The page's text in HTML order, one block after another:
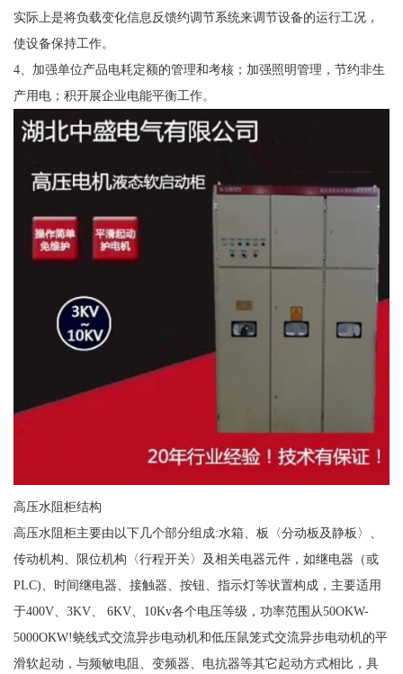
实际上是将负载变化信息反馈约调节系统来调节设备的运行工况，
使设备保持工作。
4、加强单位产品电耗定额的管理和考核；加强照明管理，节约非生
产用电；积开展企业电能平衡工作。
高压水阻柜结构
高压水阻柜主要由以下几个部分组成:水箱、板〈分动板及静板〉、
传动机构、限位机构〈行程开关〉及相关电器元件，如继电器（或
PLC)、时间继电器、接触器、按钮、指示灯等状置构成，主要适用
于400V、3KV、 6KV、10Kv各个电压等级，功率范围从50OKW-
5000OKW!蛲线式交流异步电动机和低压鼠笼式交流异步电动机的平
滑软起动，与频敏电阻、变频器、电抗器等其它起动方式相比，具